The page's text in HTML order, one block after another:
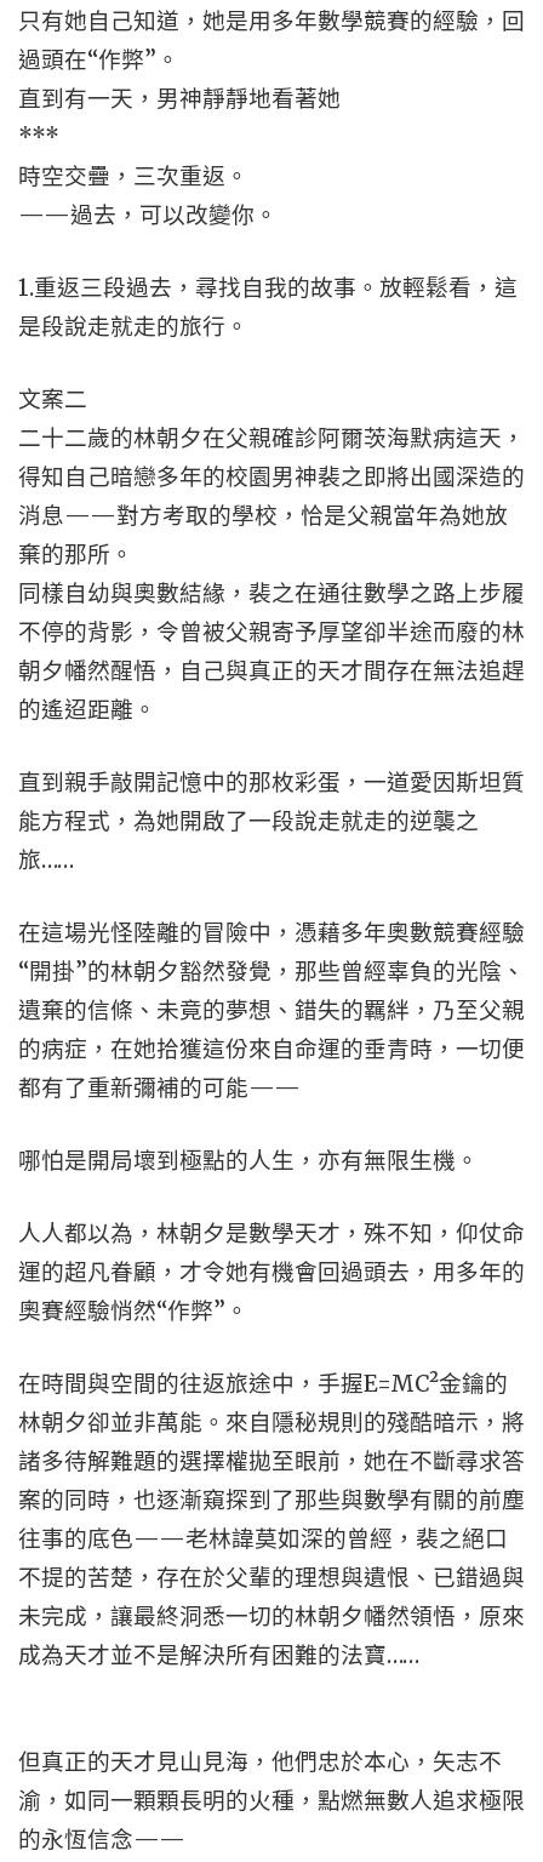
只有她自己知道，她是用多年數學競賽的經驗，回
過頭在“作弊”。
直到有一天，男神靜靜地看著她
***
時空交疊，三次重返。
——過去，可以改變你。
1.重返三段過去，尋找自我的故事。放輕鬆看，這
是段說走就走的旅行。
文案二
二十二歲的林朝夕在父親確診阿爾茨海默病這天，
得知自己暗戀多年的校園男神裴之即將出國深造的
消息——對方考取的學校，恰是父親當年為她放
棄的那所。
同樣自幼與奧數結緣，裴之在通往數學之路上步履
不停的背影，令曾被父親寄予厚望卻半途而廢的林
朝夕幡然醒悟，自己與真正的天才間存在無法追趕
的遙迢距離。
直到親手敲開記憶中的那枚彩蛋，一道愛因斯坦質
能方程式，為她開啟了一段說走就走的逆襲之
旅……
在這場光怪陸離的冒險中，憑藉多年奧數競賽經驗
“開掛”的林朝夕豁然發覺，那些曾經辜負的光陰、
遺棄的信條、未竟的夢想、錯失的羈絆，乃至父親
的病症，在她拾獲這份來自命運的垂青時，一切便
都有了重新彌補的可能——
哪怕是開局壞到極點的人生，亦有無限生機。
人人都以為，林朝夕是數學天才，殊不知，仰仗命
運的超凡眷顧，才令她有機會回過頭去，用多年的
奧賽經驗悄然“作弊”。
在時間與空間的往返旅途中，手握E=MC²金鑰的
林朝夕卻並非萬能。來自隱秘規則的殘酷暗示，將
諸多待解難題的選擇權拋至眼前，她在不斷尋求答
案的同時，也逐漸窺探到了那些與數學有關的前塵
往事的底色——老林諱莫如深的曾經，裴之絕口
不提的苦楚，存在於父輩的理想與遺恨、已錯過與
未完成，讓最終洞悉一切的林朝夕幡然領悟，原來
成為天才並不是解決所有困難的法寶……
但真正的天才見山見海，他們忠於本心，矢志不
渝，如同一顆顆長明的火種，點燃無數人追求極限
的永恆信念——